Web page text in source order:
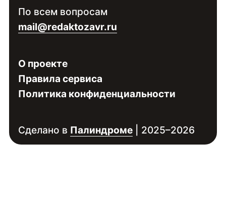
Войдите
специалиста
По всем вопросам
mail@redaktozavr.ru
О проекте
Правила сервиса
Политика конфиденциальности
Сделано в Палиндроме| 2025–2026